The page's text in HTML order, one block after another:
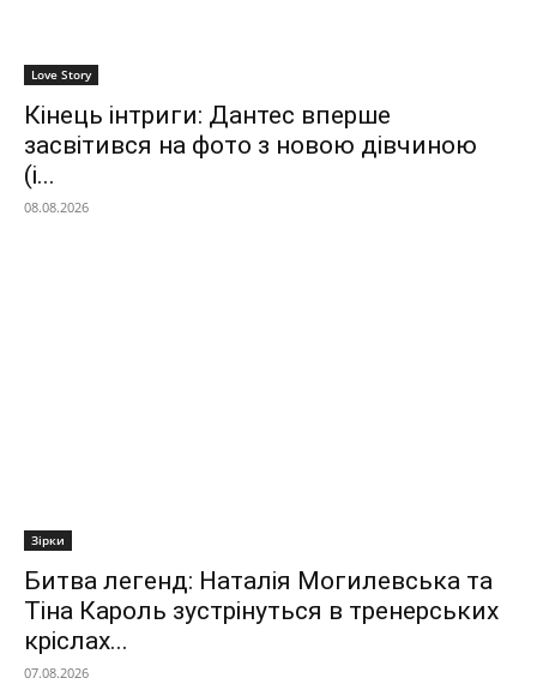
Love Story
Кінець інтриги: Дантес вперше
засвітився на фото з новою дівчиною
(і...
08.08.2026
Зірки
Битва легенд: Наталія Могилевська та
Тіна Кароль зустрінуться в тренерських
кріслах...
07.08.2026